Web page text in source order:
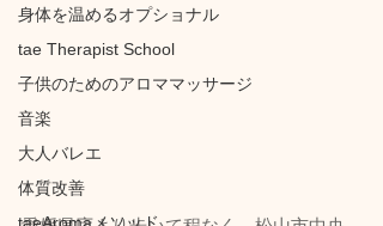
身体を温めるオプショナル
tae Therapist School
子供のためのアロママッサージ
音楽
大人バレエ
体質改善